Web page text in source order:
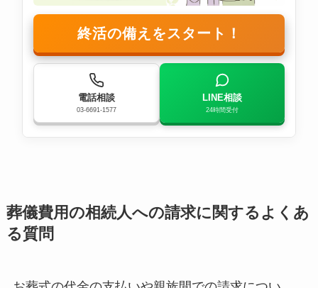
終活の備えをスタート！
電話相談
03-6691-1577
LINE相談
24時間受付
葬儀費用の相続人への請求に関するよくあ
る質問